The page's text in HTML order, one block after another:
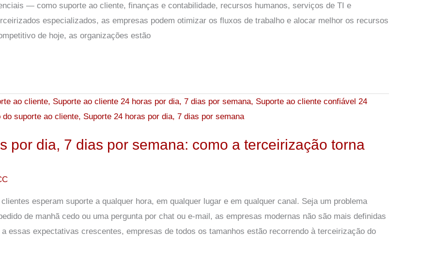
— como suporte ao cliente, finanças e contabilidade, recursos humanos, serviços de TI e
especializados, as empresas podem otimizar os fluxos de trabalho e alocar melhor os recursos
de hoje, as organizações estão
por dia, 7 dias por semana: como a terceirização torna
esperam suporte a qualquer hora, em qualquer lugar e em qualquer canal. Seja um problema
de manhã cedo ou uma pergunta por chat ou e-mail, as empresas modernas não são mais definidas
essas expectativas crescentes, empresas de todos os tamanhos estão recorrendo à terceirização do